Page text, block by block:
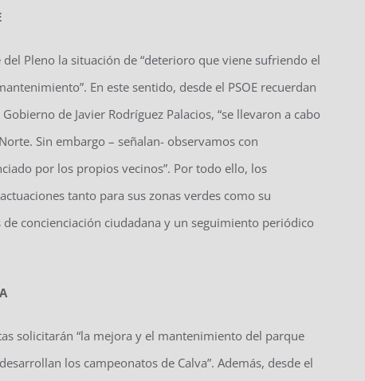
Pleno la situación de “deterioro que viene sufriendo el
En este sentido, desde el PSOE recuerdan
de Javier Rodríguez Palacios, “se llevaron a cabo
Sin embargo – señalan- observamos con
por los propios vecinos”. Por todo ello, los
tanto para sus zonas verdes como su
concienciación ciudadana y un seguimiento periódico
solicitarán “la mejora y el mantenimiento del parque
los campeonatos de Calva”. Además, desde el